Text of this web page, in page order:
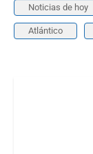
Noticias de hoy
Atlántico